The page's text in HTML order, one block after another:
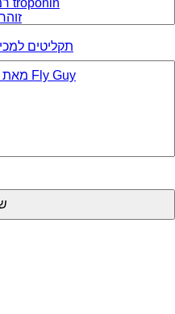
תקליטים
התקליטים של Fly Guy מאת Fly Guy